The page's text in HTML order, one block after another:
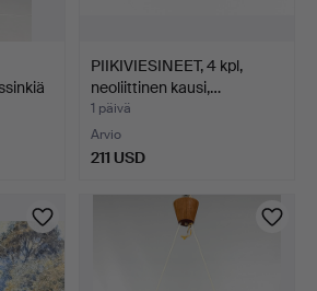
PIIKIVIESINEET, 4 kpl,
neoliittinen kausi,…
1 päivä
Arvio
211 USD